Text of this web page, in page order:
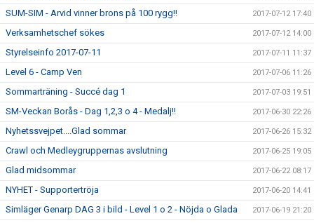
SUM-SIM - Arvid vinner brons på 100 rygg!! 2017-07-12 17:40
Verksamhetschef sökes 2017-07-12 14:00
Styrelseinfo 2017-07-11 2017-07-11 11:37
Level 6 - Camp Ven 2017-07-06 11:26
Sommarträning - Succé dag 1 2017-07-03 19:51
SM-Veckan Borås - Dag 1,2,3 o 4 - Medalj!! 2017-06-30 22:26
Nyhetssvejpet....Glad sommar 2017-06-26 15:32
Crawl och Medleygruppernas avslutning 2017-06-25 19:05
Glad midsommar 2017-06-22 08:17
NYHET - Supportertröja 2017-06-20 14:41
Simläger Genarp DAG 3 i bild - Level 1 o 2 - Nöjda o Glada 2017-06-19 21:20